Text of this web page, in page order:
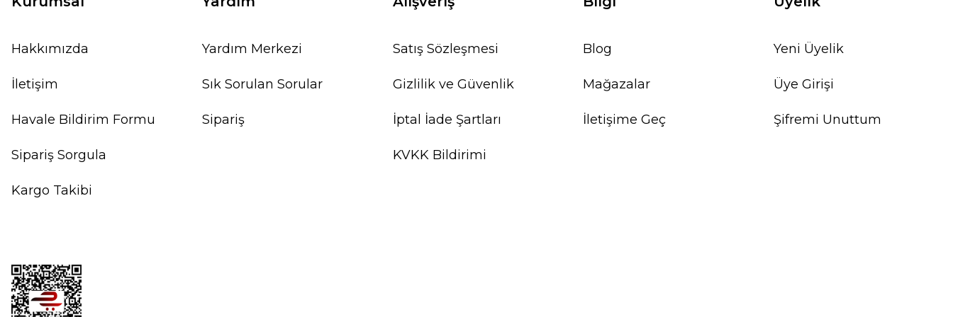
Hakkımızda
İletişim
Havale Bildirim Formu
Sipariş Sorgula
Kargo Takibi
Yardım Merkezi
Sık Sorulan Sorular
Sipariş
Satış Sözleşmesi
Gizlilik ve Güvenlik
İptal İade Şartları
KVKK Bildirimi
Blog
Mağazalar
İletişime Geç
Yeni Üyelik
Üye Girişi
Şifremi Unuttum